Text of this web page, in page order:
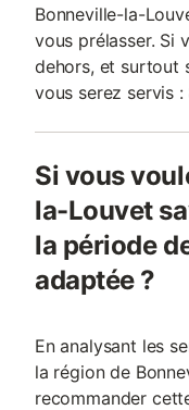
Bonneville-la-
vous prélasser. Si
dehors, et surtout
vous serez servis
Si vous
la-Louvet
la période
adaptée ?
En analysant les
la région de
recommander